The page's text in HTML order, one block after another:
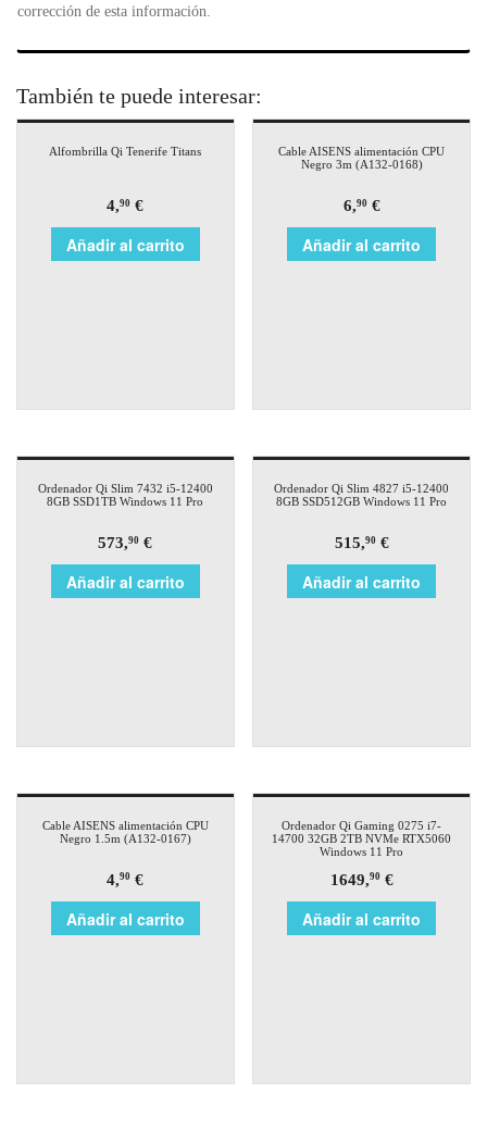
corrección de esta información.
También te puede interesar:
Alfombrilla Qi Tenerife Titans
4,90 €
Añadir al carrito
Cable AISENS alimentación CPU
Negro 3m (A132-0168)
6,90€
Añadir al carrito
Ordenador Qi Slim 7432 i5-12400
8GB SSD1TB Windows 11 Pro
573,90 €
Añadir al carrito
Ordenador Qi Slim 4827 i5-12400
8GB SSD512GB Windows 11 Pro
515,90€
Añadir al carrito
Cable AISENS alimentación CPU
Negro 1.5m (A132-0167)
4,90 €
Añadir al carrito
Ordenador Qi Gaming 0275 i7-
14700 32GB 2TB NVMe RTX5060
Windows 11 Pro
1649,90€
Añadir al carrito